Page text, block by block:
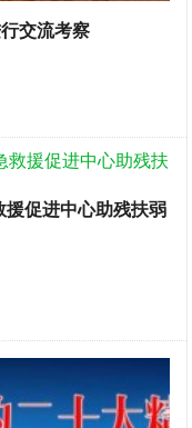
交流考察
援促进中心助残扶弱